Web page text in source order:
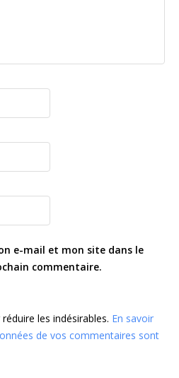
e-mail et mon site dans le
commentaire.
les indésirables. En savoir
de vos commentaires sont